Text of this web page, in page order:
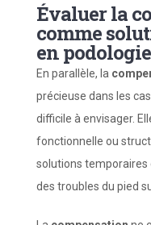
Évaluer la
comme
en podologie
En parallèle, la
précieuse dans les
difficile à envisager.
fonctionnelle ou
solutions temporaires
des troubles du pied